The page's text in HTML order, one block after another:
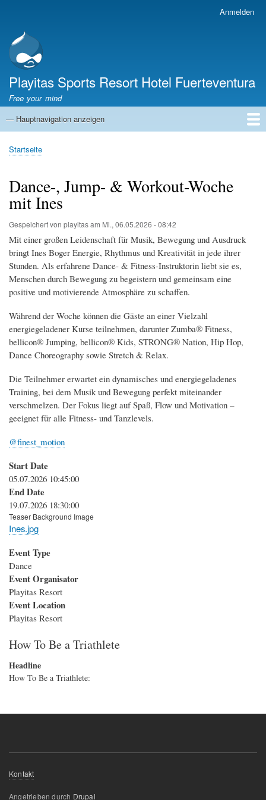
Anmelden
Playitas Sports Resort Hotel Fuerteventura
Free your mind
Hauptnavigation
— Hauptnavigation anzeigen
SPORT
SPORTANLAGEN
GROUP WORKOUTS
UNTERKUNFT
GASTRONOMIE
FAMILIE
NACHHALTIGKEIT
MICE
SERVICES
ÜBER UNS
Pfadnavigation
Startseite
Dance-, Jump- & Workout-Woche
mit Ines
Gespeichert von playitasam Mi., 06.05.2026 - 08:42
Mit einer großen Leidenschaft für Musik, Bewegung und Ausdruck
bringt Ines Boger Energie, Rhythmus und Kreativität in jede ihrer
Stunden. Als erfahrene Dance- & Fitness-Instruktorin liebt sie es,
Menschen durch Bewegung zu begeistern und gemeinsam eine
positive und motivierende Atmosphäre zu schaffen.
Während der Woche können die Gäste an einer Vielzahl
energiegeladener Kurse teilnehmen, darunter Zumba® Fitness,
bellicon® Jumping, bellicon® Kids, STRONG® Nation, Hip Hop,
Dance Choreography sowie Stretch & Relax.
Die Teilnehmer erwartet ein dynamisches und energiegeladenes
Training, bei dem Musik und Bewegung perfekt miteinander
verschmelzen. Der Fokus liegt auf Spaß, Flow und Motivation –
geeignet für alle Fitness- und Tanzlevels.
@finest_motion
Start Date
05.07.2026 10:45:00
End Date
19.07.2026 18:30:00
Teaser Background Image
Ines.jpg
Event Type
Dance
Event Organisator
Playitas Resort
Event Location
Playitas Resort
How To Be a Triathlete
Headline
How To Be a Triathlete:
Footer
Kontakt
Angetrieben durch Drupal